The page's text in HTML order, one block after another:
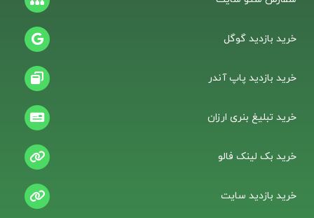
خرید بازدید گوگل
خرید بازدید پاپ آندر
خرید تبلیغ بنری ارزان
خرید بک لینک فالو
خرید بازدید سایت